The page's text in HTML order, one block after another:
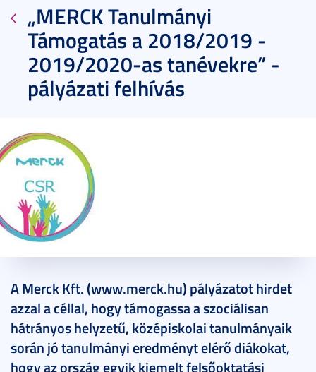
„MERCK Tanulmányi
Támogatás a 2018/2019 -
2019/2020-as tanévekre” -
pályázati felhívás
A Merck Kft. (www.merck.hu) pályázatot hirdet
azzal a céllal, hogy támogassa a szociálisan
hátrányos helyzetű, középiskolai tanulmányaik
során jó tanulmányi eredményt elérő diákokat,
hogy az ország egyik kiemelt felsőoktatási